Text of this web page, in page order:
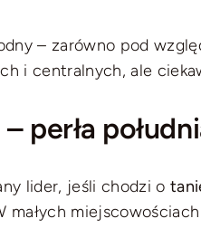
– zarówno pod
i centralnych, ale
perła
lider, jeśli chodzi o
małych